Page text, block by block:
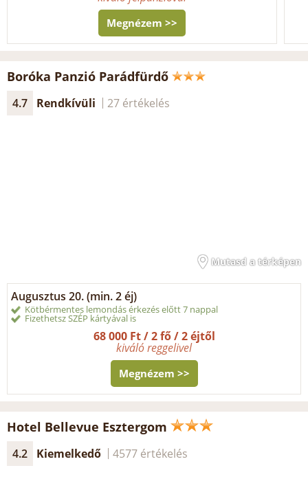
Megnézem >>
Boróka Panzió Parádfürdő
4.7 Rendkívüli 27 értékelés
Mutasd a térképen
Augusztus 20. (min. 2 éj)
Kötbérmentes lemondás érkezés előtt 7 nappal
Fizethetsz SZÉP kártyával is
68 000 Ft / 2 fő / 2 éjtől
kiváló reggelivel
Megnézem >>
Hotel Bellevue Esztergom
4.2 Kiemelkedő 4577 értékelés